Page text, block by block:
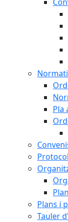
Pla
Plans i
Tauler